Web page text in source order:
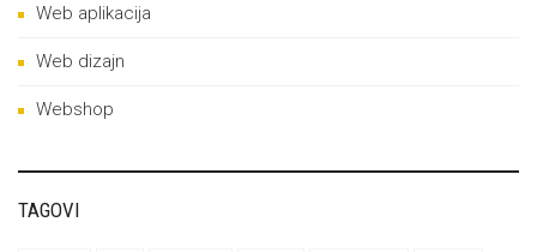
Web aplikacija
Web dizajn
Webshop
TAGOVI